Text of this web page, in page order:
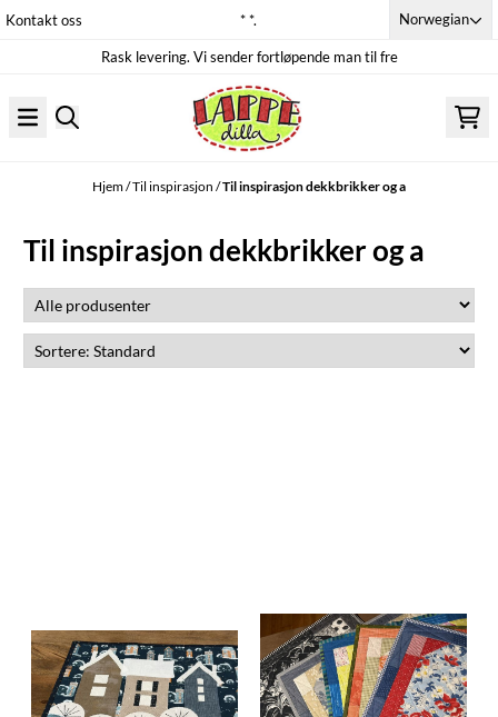
Hopp til innhold
Kontakt oss * *. Norwegian
Rask levering. Vi sender fortløpende man til fre
Hjem/Til inspirasjon /Til inspirasjon dekkbrikker og a
Til inspirasjon dekkbrikker og a